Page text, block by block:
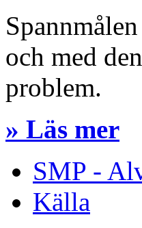
och med
problem.
» Läs mer
SMP -
Källa